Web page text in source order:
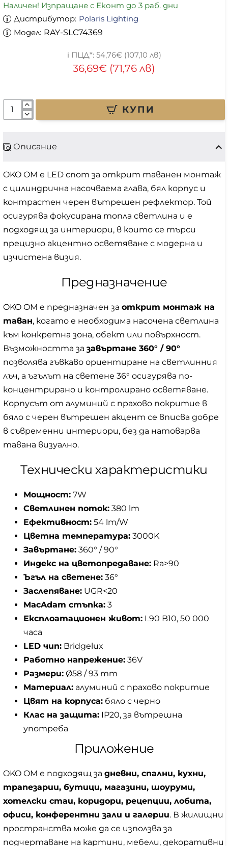
Наличен! Изпращане с Еконт до 3 раб. дни
Дистрибутор: Polaris Lighting
Модел: RAY-SLC74369
36,69€ (71,76 лв)
54,76€ (107,10 лв)
КУПИ
Описание
OKO OM е LED спот за открит таванен монтаж
с цилиндрична насочваема глава, бял корпус и
контрастен черен вътрешен рефлектор. Той
осигурява фокусирана топла светлина и е
подходящ за интериори, в които се търси
прецизно акцентно осветяване с модерна и
изчистена визия.
Предназначение
OKO OM е предназначен за открит монтаж на
таван, когато е необходима насочена светлина
към конкретна зона, обект или повърхност.
Възможността за завъртане 360° / 90°
позволява гъвкаво ориентиране на светлинния
лъч, а ъгълът на светене 36° осигурява по-
концентрирано и контролирано осветяване.
Корпусът от алуминий с прахово покритие в
бяло с черен вътрешен акцент се вписва добре
в съвременни интериори, без да натоварва
тавана визуално.
Технически характеристики
Мощност: 7W
Светлинен поток: 380 lm
Ефективност: 54 lm/W
Цветна температура: 3000K
Завъртане: 360° / 90°
Индекс на цветопредаване: Ra>90
Ъгъл на светене: 36°
Заслепяване: UGR<20
MacAdam стъпка: 3
Експлоатационен живот: L90 B10, 50 000
часа
LED чип: Bridgelux
Работно напрежение: 36V
Размери: Ø58 / 93 mm
Материал: алуминий с прахово покритие
Цвят на корпуса: бяло с черно
Клас на защита: IP20, за вътрешна
употреба
Приложение
OKO OM е подходящ за дневни, спални, кухни,
трапезарии, бутици, магазини, шоуруми,
хотелски стаи, коридори, рецепции, лобита,
офиси, конферентни зали и галерии. В жилищни
пространства може да се използва за
подчертаване на картини, мебели, декоративни